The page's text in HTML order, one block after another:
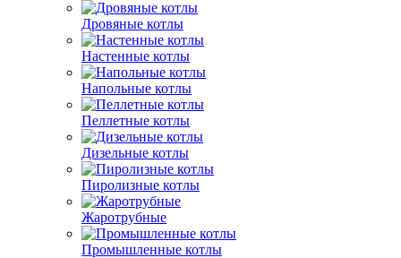
Дровяные котлы
Настенные котлы
Напольные котлы
Пеллетные котлы
Дизельные котлы
Пиролизные котлы
Жаротрубные
Промышленные котлы